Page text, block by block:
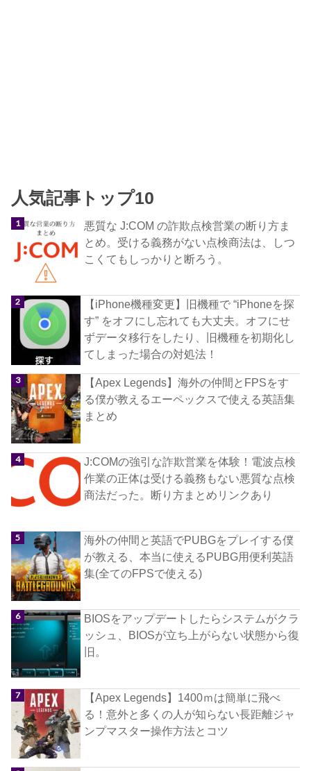
人気記事トップ10
悪質な J:COM の詐欺点検営業の断り方ま
とめ。受ける義務がない点検商法は、しつ
こくてもしっかりと断ろう。
【iPhone機種変更】旧機種で “iPhoneを探
す” をオフにし忘れても大丈夫。オフにせ
ずデータ移行をしたり、旧機種を初期化し
てしまった場合の対処法！
【Apex Legends】海外の仲間とFPSをす
る僕が教えるエーペックスで使える英語集
まとめ
J:COMの強引な詐欺営業を体験！電波点検
作業の正体は受ける義務もない悪質な点検
商法だった。断り方まとめリンクあり
海外の仲間と英語でPUBGをプレイする僕
が教える、本当に使えるPUBG用便利英語
集(全てのFPSで使える)
BIOSをアップデートしたらシステムがクラ
ッシュ、BIOSが立ち上がらない状態から復
旧。
【Apex Legends】1400ｍは簡単に飛べ
る！意外と多くの人が知らない長距離ジャ
ンプマスター操作方法とコツ